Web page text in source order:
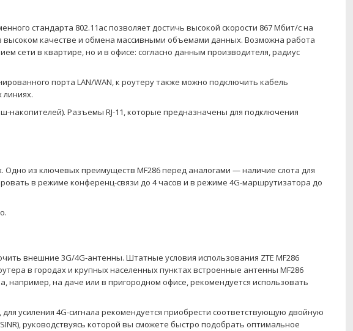
стандарта 802.11ac позволяет достичь высокой скорости 867 Мбит/с на
высоком качестве и обмена массивными объемами данных. Возможна работа
сети в квартире, но и в офисе: согласно данным производителя, радиус
порта LAN/WAN, к роутеру также можно подключить кабель
накопителей). Разъемы RJ-11, которые предназначены для подключения
из ключевых преимуществ MF286 перед аналогами — наличие слота для
в режиме конференц-связи до 4 часов и в режиме 4G-маршрутизатора до
внешние 3G/4G-антенны. Штатные условия использования ZTE MF286
в городах и крупных населенных пунктах встроенные антенны MF286
например, на даче или в пригородном офисе, рекомендуется использовать
усиления 4G-сигнала рекомендуется приобрести соответствующую двойную
руководствуясь которой вы сможете быстро подобрать оптимальное